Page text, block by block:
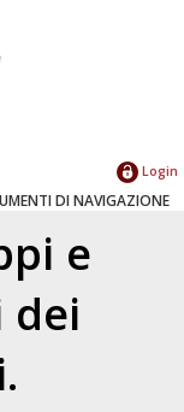
Login
DI NAVIGAZIONE
e
dei